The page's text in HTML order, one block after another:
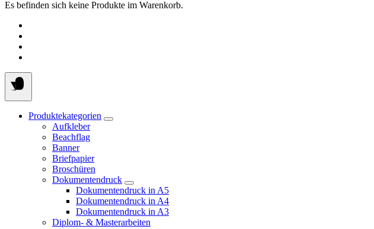
Es befinden sich keine Produkte im Warenkorb.
Produktekategorien
Aufkleber
Beachflag
Banner
Briefpapier
Broschüren
Dokumentendruck
Dokumentendruck in A5
Dokumentendruck in A4
Dokumentendruck in A3
Diplom- & Masterarbeiten